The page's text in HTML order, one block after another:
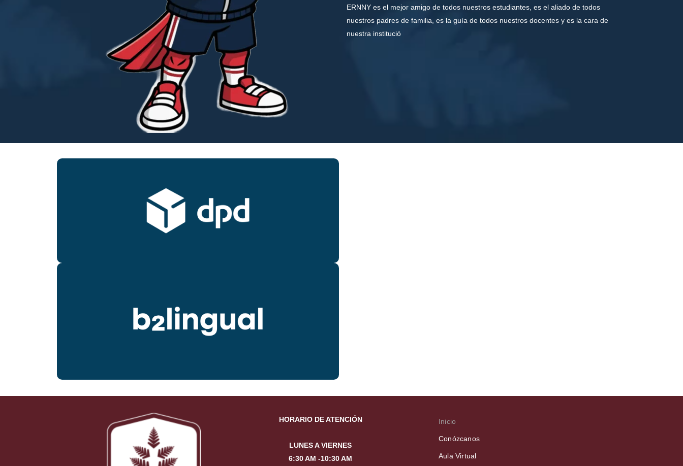
ERNNY es el mejor amigo de todos nuestros estudiantes, es el aliado de todos
nuestros padres de familia, es la guía de todos nuestros docentes y es la cara de
nuestra institució
HORARIO DE ATENCIÓN
LUNES A VIERNES
6:30 AM -10:30 AM
Inicio
Conózcanos
Aula Virtual